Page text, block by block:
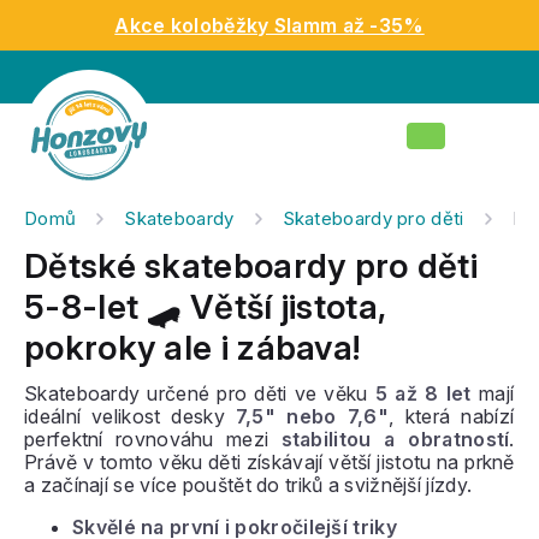
obsah
Akce koloběžky Slamm až -35%
Nákupní
Domů Skateboardy Skateboardy pro děti
Dětské skateboardy pro děti
5-8-let 🛹 Větší jistota,
pokroky ale i zábava!
Skateboardy určené pro děti ve věku 5 až 8 let mají
ideální velikost desky 7,5" nebo 7,6", která nabízí
perfektní rovnováhu mezi stabilitou a obratností.
Právě v tomto věku děti získávají větší jistotu na prkně
a začínají se více pouštět do triků a svižnější jízdy.
Skvělé na první i pokročilejší triky